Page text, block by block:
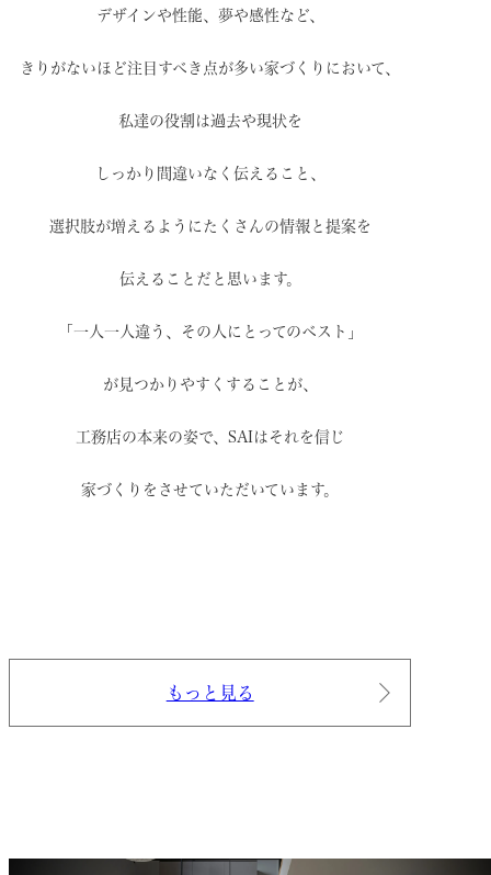
デザインや性能、夢や感性など、
きりがないほど注目すべき点が多い家づくりにおいて、
私達の役割は過去や現状を
しっかり間違いなく伝えること、
選択肢が増えるように たくさんの情報と提案を
伝えることだと思います。
「一人一人違う、その人にとってのベスト」
が見つかりやすくすることが、
工務店の本来の姿で、 SAIはそれを信じ
家づくりをさせていただいています。
もっと見る